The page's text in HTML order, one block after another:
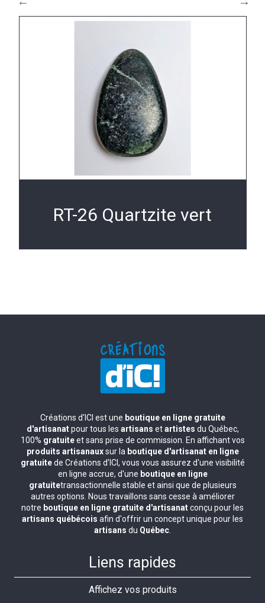
RT-26 Quartzite vert
Créations d'ICI est une boutique en ligne gratuite
d'artisanatpour tous les artisans etartistes du Québec,
100% gratuiteet sans prise de commission. En affichant vos
produits artisanauxsur la boutique d'artisanat en ligne
gratuitede Créations d’ICI, vous vous assurez d'une visibilité
en ligne accrue, d'une boutique en ligne
gratuitetransactionnelle stable et ainsi que de plusieurs
autres options. Nous travaillons sans cesse à améliorer
notre boutique en ligne gratuite d'artisanatconçu pour les
artisans québécois afin d'offrir un concept unique pour les
artisans du Québec
Liens rapides
Affichez vos produits